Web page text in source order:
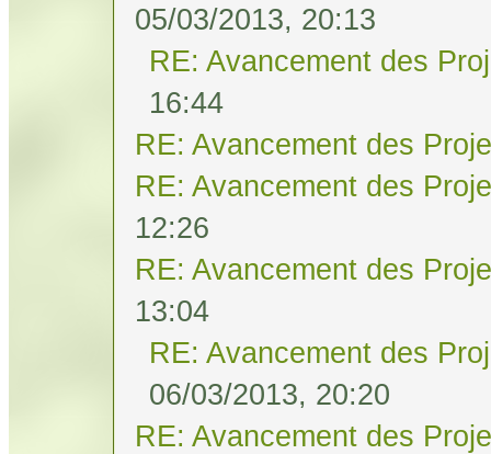
05/03/2013, 20:13
RE: Avancement des
16:44
RE: Avancement des
RE: Avancement des
12:26
RE: Avancement des
13:04
RE: Avancement des
06/03/2013, 20:20
RE: Avancement des